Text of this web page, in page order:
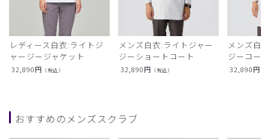
レディース白衣:ライトジ
ャージージャケット
32,890円 （税込）
メンズ白衣:ライトジャー
ジーショートコート
32,890円 （税込）
メンズ白
ジーコート
32,890円
おすすめのメンズスクラブ